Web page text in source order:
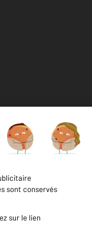
d'honoraires
BLANC (74400)